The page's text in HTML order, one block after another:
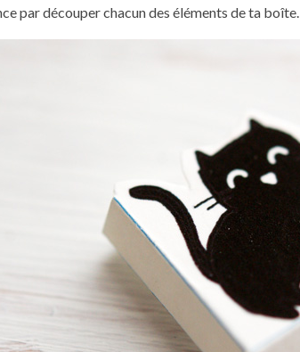
par découper chacun des éléments de ta boîte.